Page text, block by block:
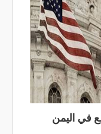
في اليمن